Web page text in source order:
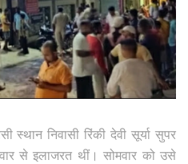
स्थान निवासी रिंकी देवी सूर्या सुपर
से इलाजरत थीं। सोमवार को उसे